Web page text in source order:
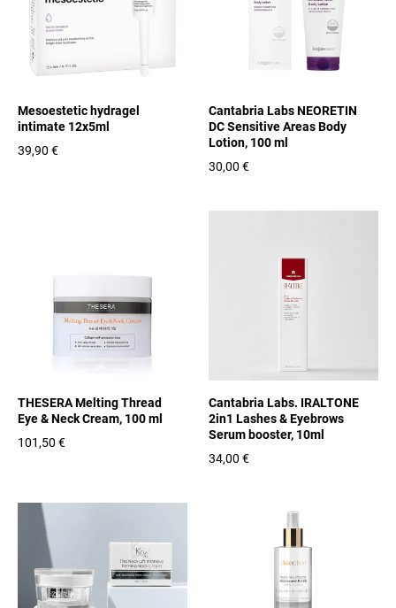
Mesoestetic hydragel
intimate 12x5ml
39,90 €
Cantabria Labs NEORETIN
DC Sensitive Areas Body
Lotion, 100 ml
30,00 €
THESERA Melting Thread
Eye & Neck Cream, 100 ml
101,50 €
Cantabria Labs. IRALTONE
2in1 Lashes & Eyebrows
Serum booster, 10ml
34,00 €